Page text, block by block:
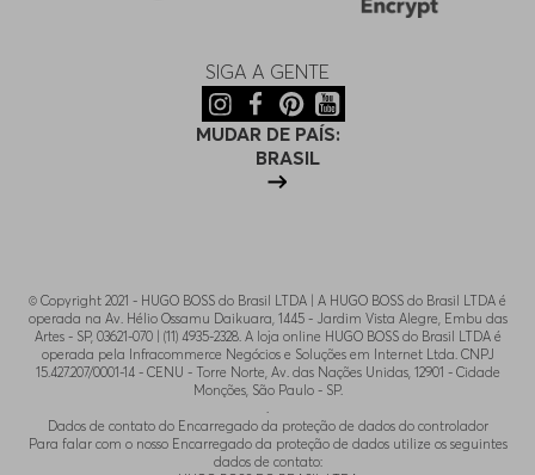
SIGA A GENTE
MUDAR DE PAÍS:
BRASIL
© Copyright 2021 - HUGO BOSS do Brasil LTDA | A HUGO BOSS do Brasil LTDA é
operada na Av. Hélio Ossamu Daikuara, 1445 - Jardim Vista Alegre, Embu das
Artes - SP, 03621-070 | (11) 4935-2328. A loja online HUGO BOSS do Brasil LTDA é
operada pela Infracommerce Negócios e Soluções em Internet Ltda. CNPJ
15.427.207/0001-14 - CENU - Torre Norte, Av. das Nações Unidas, 12901 - Cidade
Monções, São Paulo - SP.
.
Dados de contato do Encarregado da proteção de dados do controlador
Para falar com o nosso Encarregado da proteção de dados utilize os seguintes
dados de contato: